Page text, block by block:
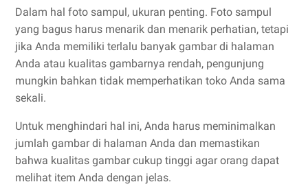
Dalam hal foto sampul, ukuran penting. Foto sampul
yang bagus harus menarik dan menarik perhatian, tetapi
jika Anda memiliki terlalu banyak gambar di halaman
Anda atau kualitas gambarnya rendah, pengunjung
mungkin bahkan tidak memperhatikan toko Anda sama
sekali.
Untuk menghindari hal ini, Anda harus meminimalkan
jumlah gambar di halaman Anda dan memastikan
bahwa kualitas gambar cukup tinggi agar orang dapat
melihat item Anda dengan jelas.